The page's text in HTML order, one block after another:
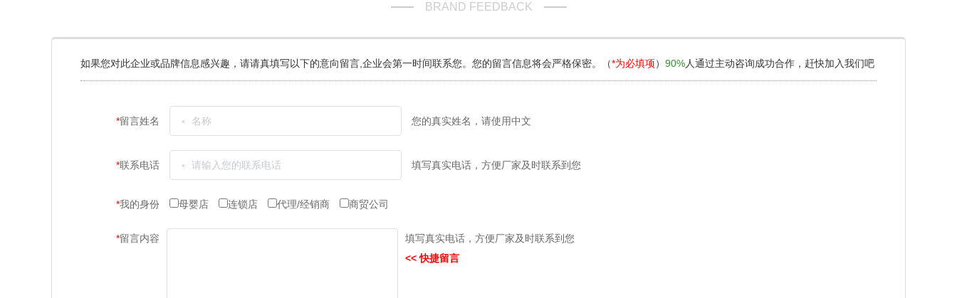
BRAND FEEDBACK
如果您对此企业或品牌信息感兴趣，请请真填写以下的意向留言,企业会第一时间联系您。您的留言信息将会严格保密。（*为必填项） 90%人通过主动咨询成功合作，赶快加入我们吧
*留言姓名 您的真实姓名，请使用中文
*联系电话 填写真实电话，方便厂家及时联系到您
*我的身份 母婴店 连锁店 代理/经销商 商贸公司
*留言内容
填写真实电话，方便厂家及时联系到您
<< 快捷留言